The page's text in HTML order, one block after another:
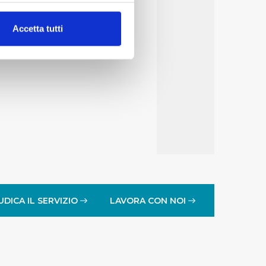
(impronte
Accetta tutti
IL SERVIZIO LAVORA CON NOI